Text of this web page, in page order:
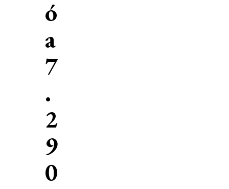
ó
a
7
.
2
9
0